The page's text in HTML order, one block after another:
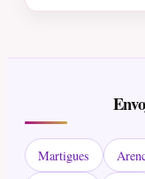
Martigues